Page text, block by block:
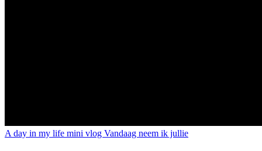
A day in my life mini vlog Vandaag neem ik jullie